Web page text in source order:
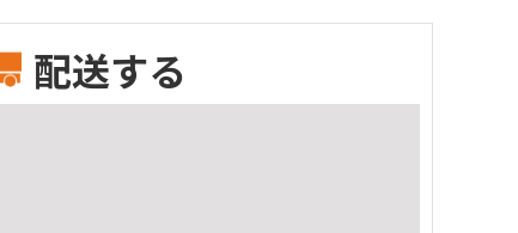
配送する